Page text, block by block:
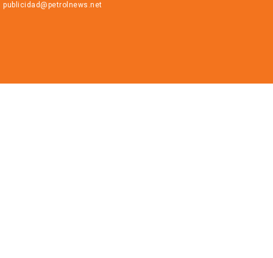
publicidad@petrolnews.net